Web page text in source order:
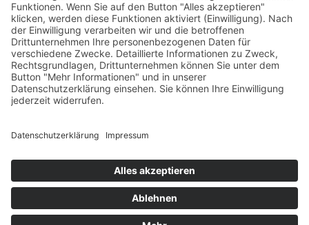
Chatbot-Nutzungsbedingungen